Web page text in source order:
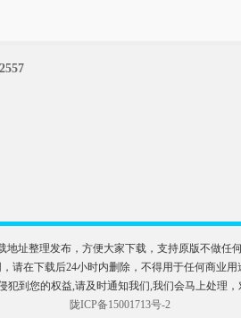
址整理发布，方便大家下载，支持原版不做任
请在下载后24小时内删除，不得用于任何商业
犯到您的权益,请及时通知我们,我们会马上处理
陇ICP备15001713号-2